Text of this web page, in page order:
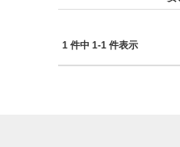
1 件中 1-1 件表示